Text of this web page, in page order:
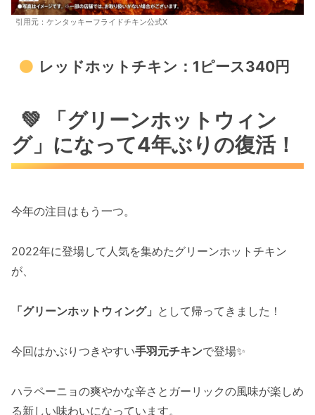
引用元：ケンタッキーフライドチキン公式X
レッドホットチキン：1ピース340円
💚 「グリーンホットウィン
グ」になって4年ぶりの復活！
今年の注目はもう一つ。
2022年に登場して人気を集めたグリーンホットチキン
が、
「グリーンホットウィング」 として帰ってきました！
今回はかぶりつきやすい手羽元チキンで登場✨
ハラペーニョの爽やかな辛さとガーリックの風味が楽しめ
る新しい味わいになっています。